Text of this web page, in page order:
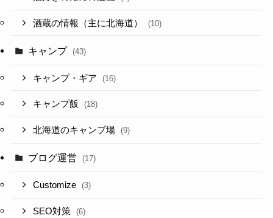
酒蔵の情報（主に北海道） (10)
キャンプ (43)
キャンプ・ギア (16)
キャンプ飯 (18)
北海道のキャンプ場 (9)
ブログ運営 (17)
Customize (3)
SEO対策 (6)